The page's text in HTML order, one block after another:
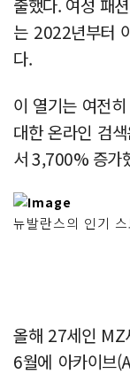
출했다. 여성 패
는 2022년부터
다.
이 열기는 여전
대한 온라인 검
서 3,700% 증가
뉴발란스의 인기
올해 27세인
6월에 아카이브